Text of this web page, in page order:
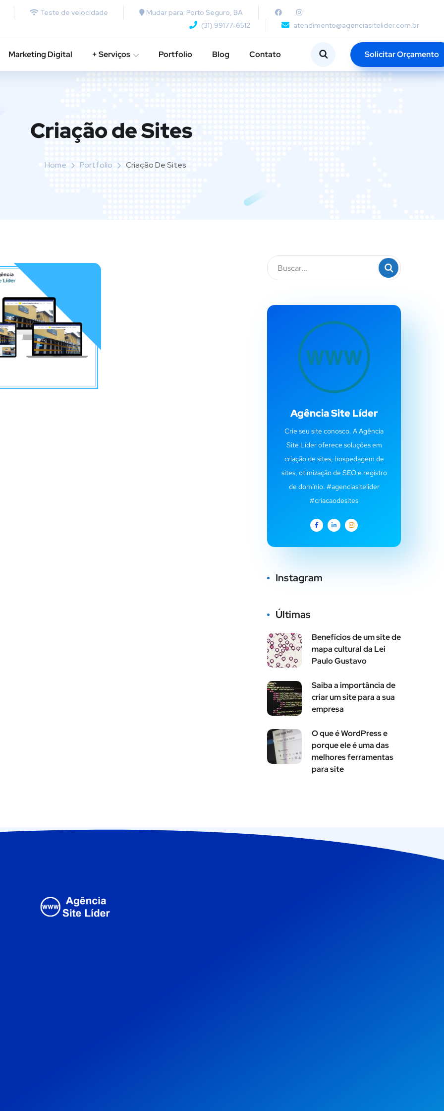
Teste de velocidade
Mudar para: Porto Seguro, BA
(31) 99177-6512
atendimento@agenciasitelider.com.br
Marketing Digital + Serviços Portfolio Blog Contato Solicitar Orçamento
Criação de Sites
Home Portfolio Criação De Sites
Soluções
– PSE
Agência Site Líder
Crie seu site conosco. A Agência
Site Líder oferece soluções em
criação de sites, hospedagem de
sites, otimização de SEO e registro
de domínio. #agenciasitelider
#criacaodesites
Instagram
Últimas
Benefícios de um site de
mapa cultural da Lei
Paulo Gustavo
Saiba a importância de
criar um site para a sua
empresa
O que é WordPress e
porque ele é uma das
melhores ferramentas
para site